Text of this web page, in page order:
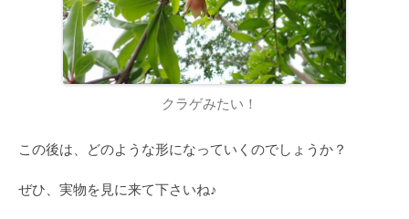
クラゲみたい！
この後は、どのような形になっていくのでしょうか？
ぜひ、実物を見に来て下さいね♪